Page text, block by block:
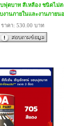
ตบาท สีเหลือง ชนิดไม่ส
งานภายในและงานภายน
ราคา: 530.00 บาท